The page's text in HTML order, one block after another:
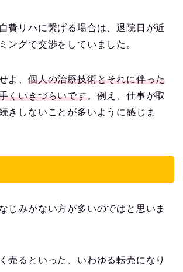
費リハに繋げる場合は、退院日が近
ングで交渉をしていました。
よ、 個人の治療技術とそれに伴った
くいきづらいです。例え、仕事が取
きしないことが多いように感じま
じみがない方が多いのではと思いま
売るといった、いわゆる転売になり